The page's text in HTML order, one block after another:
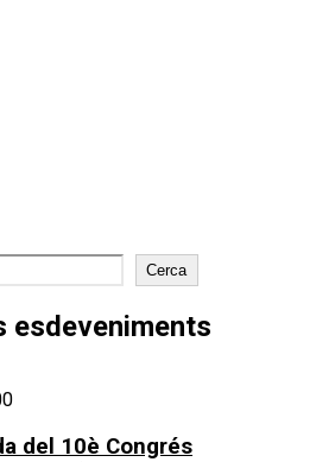
Cerca
esdeveniments
del 10è Congrés